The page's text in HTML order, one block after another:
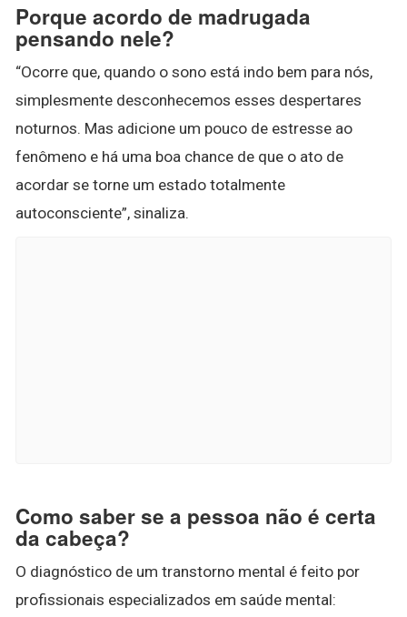
Porque acordo de madrugada
pensando nele?
“Ocorre que, quando o sono está indo bem para nós,
simplesmente desconhecemos esses despertares
noturnos. Mas adicione um pouco de estresse ao
fenômeno e há uma boa chance de que o ato de
acordar se torne um estado totalmente
autoconsciente”, sinaliza.
Como saber se a pessoa não é certa
da cabeça?
O diagnóstico de um transtorno mental é feito por
profissionais especializados em saúde mental: